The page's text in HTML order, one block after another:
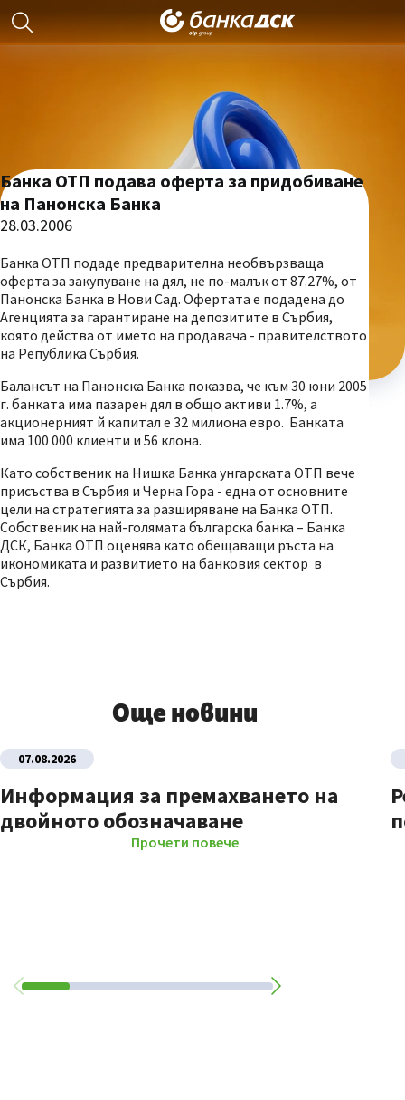
Банка ОТП подава оферта за придобиване
на Панонска Банка
28.03.2006
Банка ОТП подаде предварителна необвързваща
оферта за закупуване на дял, не по-малък от 87.27%, от
Панонска Банка в Нови Сад. Офертата е подадена до
Агенцията за гарантиране на депозитите в Сърбия,
която действа от името на продавача - правителството
на Република Сърбия.
Балансът на Панонска Банка показва, че към 30 юни 2005
г. банката има пазарен дял в общо активи 1.7%, а
акционерният й капитал е 32 милиона евро. Банката
има 100 000 клиенти и 56 клона.
Като собственик на Нишка Банка унгарската ОТП вече
присъства в Сърбия и Черна Гора - една от основните
цели на стратегията за разширяване на Банка ОТП.
Собственик на най-голямата българска банка – Банка
ДСК, Банка ОТП оценява като обещаващи ръста на
икономиката и развитието на банковия сектор в
Сърбия.
Още новини
07.08.2026
Информация за премахването на
двойното обозначаване
Прочети повече